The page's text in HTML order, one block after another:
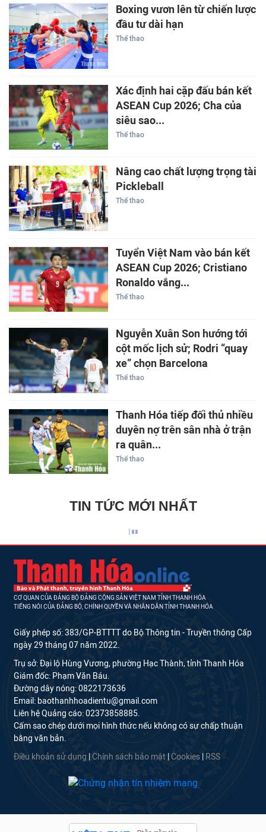
Boxing vươn lên từ chiến lược
đầu tư dài hạn
Thể thao
Xác định hai cặp đấu bán kết
ASEAN Cup 2026; Cha của
siêu sao...
Thể thao
Nâng cao chất lượng trọng tài
Pickleball
Thể thao
Tuyển Việt Nam vào bán kết
ASEAN Cup 2026; Cristiano
Ronaldo vắng...
Thể thao
Nguyễn Xuân Son hướng tới
cột mốc lịch sử; Rodri “quay
xe” chọn Barcelona
Thể thao
Thanh Hóa tiếp đối thủ nhiều
duyên nợ trên sân nhà ở trận
ra quân...
Thể thao
TIN TỨC MỚI NHẤT
CƠ QUAN CỦA ĐẢNG BỘ ĐẢNG CỘNG SẢN VIỆT NAM TỈNH THANH HÓA
TIẾNG NÓI CỦA ĐẢNG BỘ, CHÍNH QUYỀN VÀ NHÂN DÂN TỈNH THANH HÓA
Giấy phép số: 383/GP-BTTTT do Bộ Thông tin - Truyền thông Cấp
ngày 29 tháng 07 năm 2022.
Trụ sở: Đại lộ Hùng Vương, phường Hạc Thành, tỉnh Thanh Hóa
Giám đốc: Phạm Văn Báu.
Đường dây nóng: 0822173636
Email: baothanhhoadientu@gmail.com
Liên hệ Quảng cáo: 02373858885.
Cấm sao chép dưới mọi hình thức nếu không có sự chấp thuận
bằng văn bản.
Điều khoản sử dụng Chính sách bảo mật Cookies RSS